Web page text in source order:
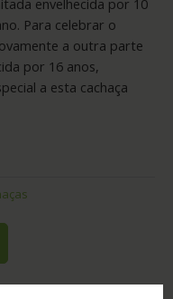
Para celebrar o
a outra parte
por 16 anos,
a esta cachaça